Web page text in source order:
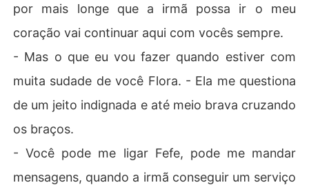
por mais longe que a irmã possa ir o meu
coração vai continuar aqui com vocês sempre.
- Mas o que eu vou fazer quando estiver com
muita sudade de você Flora. - Ela me questiona
de um jeito indignada e até meio brava cruzando
os braços.
- Você pode me ligar Fefe, pode me mandar
mensagens, quando a irmã conseguir um serviço